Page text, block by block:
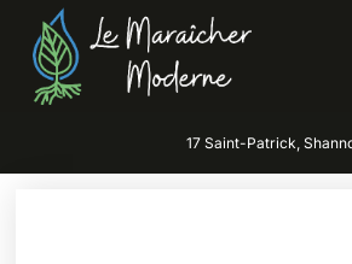
17 Saint-Patrick,